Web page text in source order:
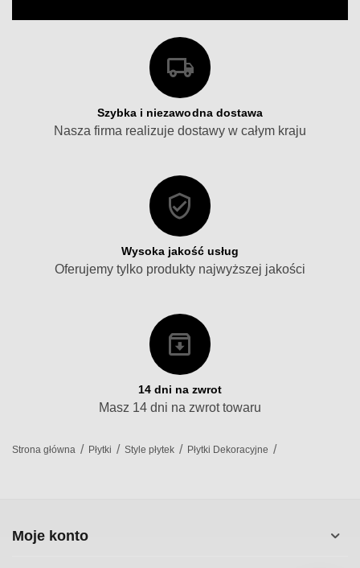
Szybka i niezawodna dostawa
Nasza firma realizuje dostawy w całym kraju
Wysoka jakość usług
Oferujemy tylko produkty najwyższej jakości
14 dni na zwrot
Masz 14 dni na zwrot towaru
Strona główna / Płytki / Style płytek / Płytki Dekoracyjne /
Moje konto